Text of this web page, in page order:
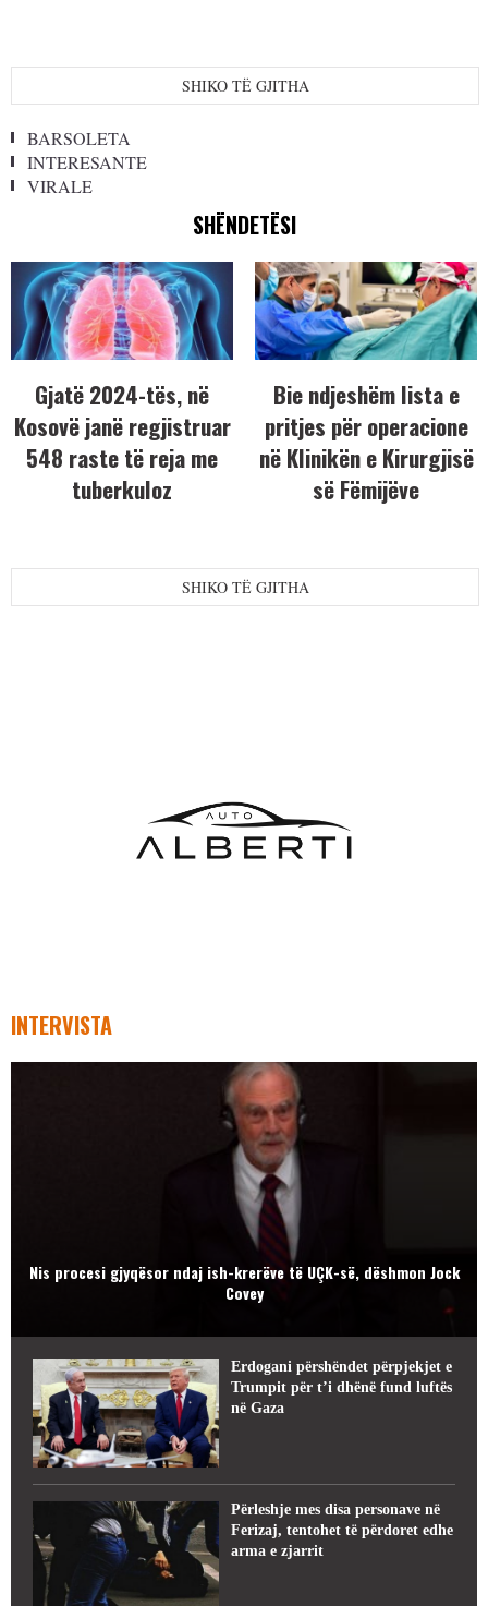
SHIKO TË GJITHA
BARSOLETA
INTERESANTE
VIRALE
SHËNDETËSI
Gjatë 2024-tës, në
Kosovë janë regjistruar
548 raste të reja me
tuberkuloz
Bie ndjeshëm lista e
pritjes për operacione
në Klinikën e Kirurgjisë
së Fëmijëve
SHIKO TË GJITHA
INTERVISTA
Nis procesi gjyqësor ndaj ish-krerëve të UÇK-së, dëshmon Jock
Covey
Erdogani përshëndet përpjekjet e
Trumpit për t’i dhënë fund luftës
në Gaza
Përleshje mes disa personave në
Ferizaj, tentohet të përdoret edhe
arma e zjarrit